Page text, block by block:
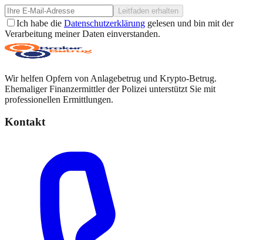
Leitfaden erhalten
Ich habe die Datenschutzerklärung gelesen und bin mit der
Verarbeitung meiner Daten einverstanden.
Wir helfen Opfern von Anlagebetrug und Krypto-Betrug.
Ehemaliger Finanzermittler der Polizei unterstützt Sie mit
professionellen Ermittlungen.
Kontakt